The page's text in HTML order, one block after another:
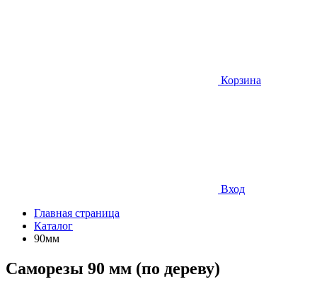
Корзина
Вход
Главная страница
Каталог
90мм
Саморезы 90 мм (по дереву)